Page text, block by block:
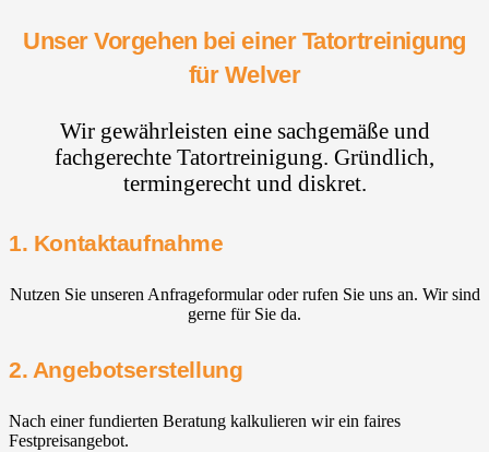
Unser Vorgehen bei einer Tatortreinigung
für Welver
Wir gewährleisten eine sachgemäße und
fachgerechte Tatortreinigung. Gründlich,
termingerecht und diskret.
1. Kontaktaufnahme
Nutzen Sie unseren Anfrageformular oder rufen Sie uns an. Wir sind
gerne für Sie da.
2. Angebotserstellung
Nach einer fundierten Beratung kalkulieren wir ein faires
Festpreisangebot.